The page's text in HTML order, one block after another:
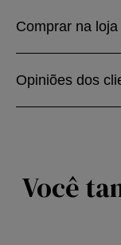
Comprar na
Opiniões dos
Você